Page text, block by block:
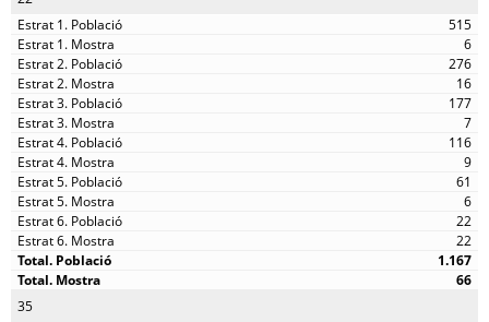
515
6
276
16
177
7
116
9
61
6
22
22
1.167
66
35